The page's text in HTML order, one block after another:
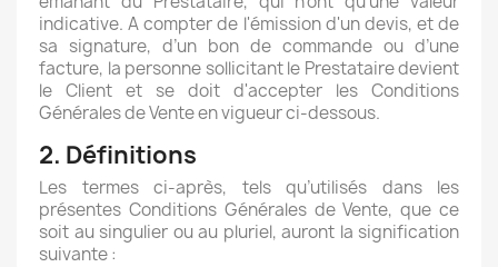
indicative. A compter de l'émission d'un devis, et de
sa signature, d’un bon de commande ou d’une
facture, la personne sollicitant le Prestataire devient
le Client et se doit d'accepter les Conditions
Générales de Vente en vigueur ci-dessous.
2. Définitions
Les termes ci-après, tels qu’utilisés dans les
présentes Conditions Générales de Vente, que ce
soit au singulier ou au pluriel, auront la signification
suivante :